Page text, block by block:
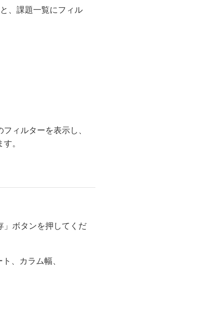
、課題一覧にフィル
ィルターを表示し、
。
ボタンを押してくだ
、カラム幅、